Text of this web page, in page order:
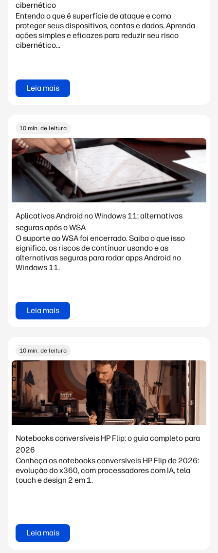
cibernético
Entenda o que é superfície de ataque e como
proteger seus dispositivos, contas e dados. Aprenda
ações simples e eficazes para reduzir seu risco
cibernético...
Leia mais
10 min. de leitura
Aplicativos Android no Windows 11: alternativas
seguras após o WSA
O suporte ao WSA foi encerrado. Saiba o que isso
significa, os riscos de continuar usando e as
alternativas seguras para rodar apps Android no
Windows 11.
Leia mais
10 min. de leitura
Notebooks conversíveis HP Flip: o guia completo para
2026
Conheça os notebooks conversíveis HP Flip de 2026:
evolução do x360, com processadores com IA, tela
touch e design 2 em 1.
Leia mais